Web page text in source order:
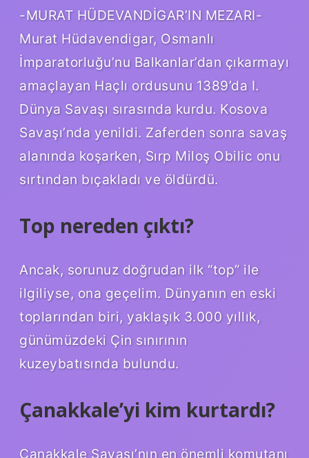
-MURAT HÜDEVANDİGAR’IN MEZARI-
Murat Hüdavendigar, Osmanlı
İmparatorluğu’nu Balkanlar’dan çıkarmayı
amaçlayan Haçlı ordusunu 1389’da I.
Dünya Savaşı sırasında kurdu. Kosova
Savaşı’nda yenildi. Zaferden sonra savaş
alanında koşarken, Sırp Miloş Obilic onu
sırtından bıçakladı ve öldürdü.
Top nereden çıktı?
Ancak, sorunuz doğrudan ilk “top” ile
ilgiliyse, ona geçelim. Dünyanın en eski
toplarından biri, yaklaşık 3.000 yıllık,
günümüzdeki Çin sınırının
kuzeybatısında bulundu.
Çanakkale’yi kim kurtardı?
Çanakkale Savaşı’nın en önemli komutanı